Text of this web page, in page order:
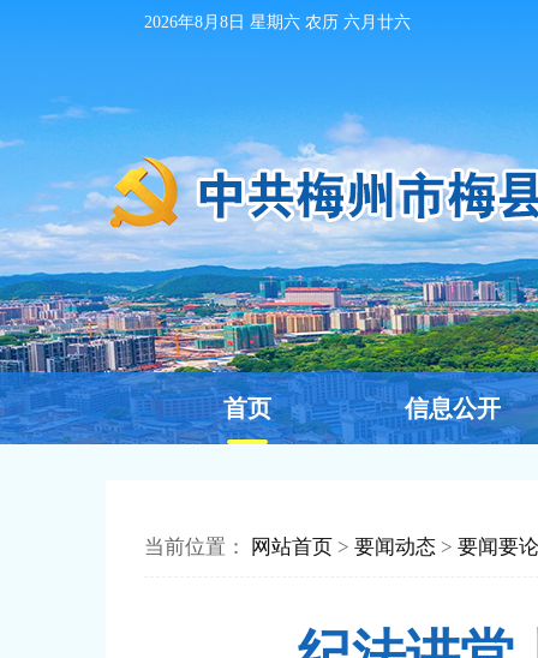
2026年8月8日 星期六 农历 六月廿六
首页 信息公开
当前位置： 网站首页 > 要闻动态 > 要闻要论